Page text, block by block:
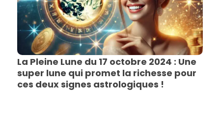
La Pleine Lune du 17 octobre 2024 : Une
super lune qui promet la richesse pour
ces deux signes astrologiques !